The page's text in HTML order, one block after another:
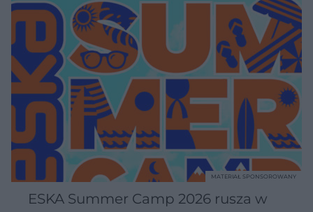
ESKA Summer Camp 2026 rusza w
MATERIAŁ SPONSOROWANY